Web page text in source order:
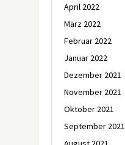
April 2022
März 2022
Februar 2022
Januar 2022
Dezember 2021
November 2021
Oktober 2021
September 2021